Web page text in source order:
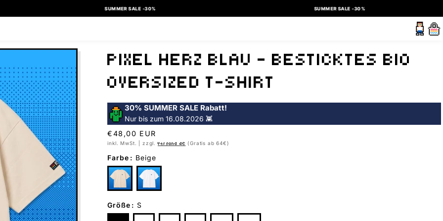
SUMMER SALE -30% SUMMER SALE -30%
PIXEL HERZ BLAU – BESTICKTES BIO
OVERSIZED T-SHIRT
30% SUMMER SALE Rabatt!
Nur bis zum 16.08.2026 👾
Normaler
Preis
€48,00 EUR
inkl. MwSt. | zzgl.Versand 4€ (Gratis ab 64€)
Farbe : Beige
Größe : S